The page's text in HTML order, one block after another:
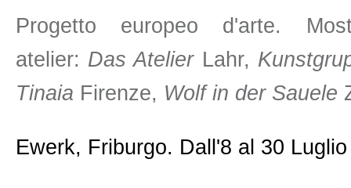
Progetto europeo d'arte.
atelier: Das AtelierLahr,
Tinaia Firenze, Wolf in der Sauele
Ewerk, Friburgo. Dall'8 al 30